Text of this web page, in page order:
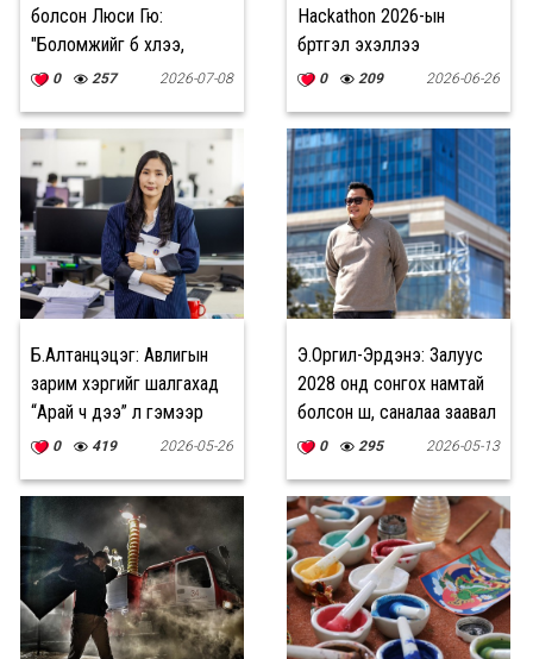
болсон Люси Гю:
"Боломжийг бүү хүлээ,
эрсдэлийг тооцоод шууд
0 257 2026-07-08
Hackathon 2026-ын
бүртгэл эхэллээ
0 209 2026-06-26
Б.Алтанцэцэг: Авлигын
зарим хэргийг шалгахад
“Арай ч дээ” л гэмээр
санагддаг
0 419 2026-05-26
Э.Оргил-Эрдэнэ: Залуус
2028 онд сонгох намтай
болсон шүү, саналаа заавал
өгөөрэй
0 295 2026-05-13